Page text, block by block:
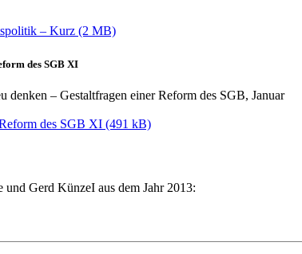
– Kurz
des SGB XI
– Gestaltfragen einer Reform des SGB, Januar
des SGB XI
Gerd KünzeI aus dem Jahr 2013: